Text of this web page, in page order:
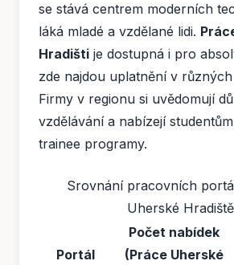
se stává centrem moderních
láká mladé a vzdělané lidi.
Hradišti je dostupná i pro
zde najdou uplatnění v
Firmy v regionu si uvědomují
vzdělávání a nabízejí
trainee programy.
Srovnání pracovních
Uherské Hradiště
Portál
Počet nabídek
(Práce Uherské